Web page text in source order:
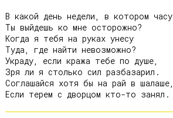
В какой день недели, в котором часу
Ты выйдешь ко мне осторожно?
Когда я тебя на руках унесу
Туда, где найти невозможно?
Украду, если кража тебе по душе,
Зря ли я столько сил разбазарил.
Соглашайся хотя бы на рай в шалаше,